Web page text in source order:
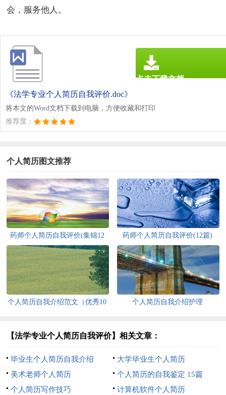
会，服务他人。
《法学专业个人简历自我评价.doc》
将本文的Word文档下载到电脑，方便收藏和打印
推荐度：
点击下载文档
个人简历图文推荐
药师个人简历自我评价(集锦12
篇)
药师个人简历自我评价(12篇)
个人简历自我介绍范文（优秀10
个人简历自我介绍护理
【法学专业个人简历自我评价】相关文章：
毕业生个人简历自我介绍
大学毕业生个人简历
美术老师个人简历
个人简历的自我鉴定 15篇
个人简历写作技巧
计算机软件个人简历